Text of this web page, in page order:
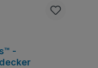
-